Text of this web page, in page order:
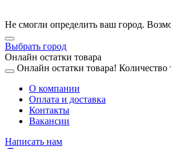
Не смогли определить ваш город.
Выбрать город
Онлайн остатки товара
Онлайн остатки товара! Количество
О компании
Оплата и доставка
Контакты
Вакансии
Написать нам